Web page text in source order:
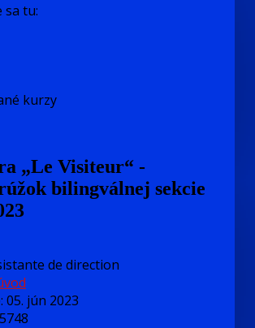
sa tu:
kurzy
„Le Visiteur“ -
bilingválnej sekcie
de direction
05. jún 2023